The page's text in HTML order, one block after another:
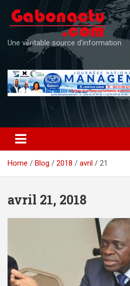
content
Une véritable source d'information
Home Blog 2018 avril 21
avril 21, 2018